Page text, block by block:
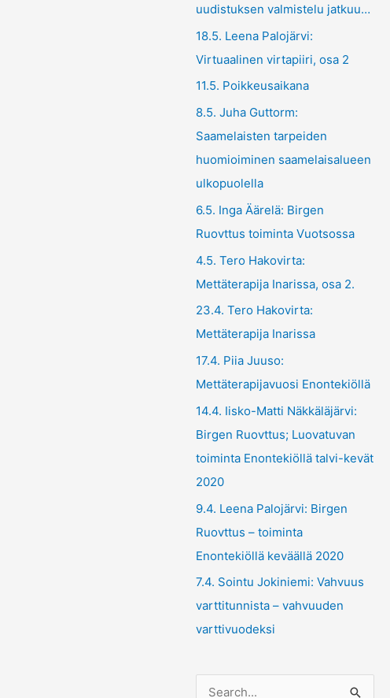
uudistuksen valmistelu jatkuu…
18.5. Leena Palojärvi:
Virtuaalinen virtapiiri, osa 2
11.5. Poikkeusaikana
8.5. Juha Guttorm:
Saamelaisten tarpeiden
huomioiminen saamelaisalueen
ulkopuolella
6.5. Inga Äärelä: Birgen
Ruovttus toiminta Vuotsossa
4.5. Tero Hakovirta:
Mettäterapija Inarissa, osa 2.
23.4. Tero Hakovirta:
Mettäterapija Inarissa
17.4. Piia Juuso:
Mettäterapijavuosi Enontekiöllä
14.4. Iisko-Matti Näkkäläjärvi:
Birgen Ruovttus; Luovatuvan
toiminta Enontekiöllä talvi-kevät
2020
9.4. Leena Palojärvi: Birgen
Ruovttus – toiminta
Enontekiöllä keväällä 2020
7.4. Sointu Jokiniemi: Vahvuus
varttitunnista – vahvuuden
varttivuodeksi